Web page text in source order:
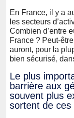
En France, il y a
les secteurs
Combien d’entre
France ? Peut-
auront, pour la
bien sécurisé,
Le plus
barrière aux
souvent plus
sortent de ces